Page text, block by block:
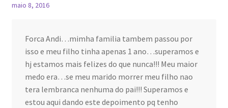
maio 8, 2016
Forca Andi…mimha familia tambem passou por
isso e meu filho tinha apenas 1 ano…superamos e
hj estamos mais felizes do que nunca!!! Meu maior
medo era…se meu marido morrer meu filho nao
tera lembranca nenhuma do pai!!! Superamos e
estou aqui dando este depoimento pq tenho